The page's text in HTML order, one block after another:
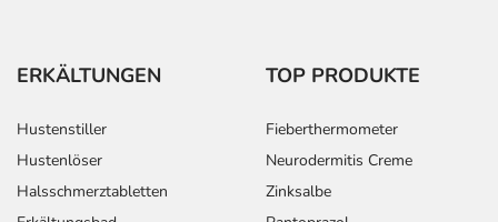
ERKÄLTUNGEN
Hustenstiller
Hustenlöser
Halsschmerztabletten
TOP PRODUKTE
Fieberthermometer
Neurodermitis Creme
Zinksalbe